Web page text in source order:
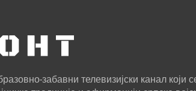
забавни телевизијски канал који